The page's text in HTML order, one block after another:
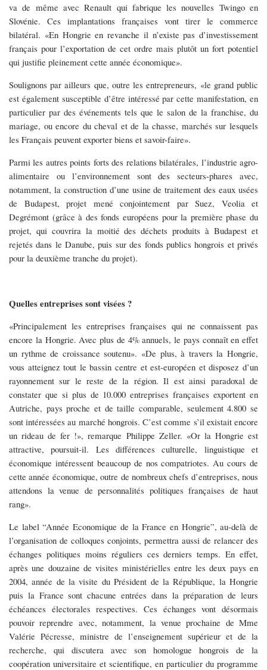
va de même avec Renault qui fabrique les nouvelles Twingo en
Slovénie. Ces implantations françaises vont tirer le commerce
bilatéral. «En Hongrie en revanche il n’existe pas d’investissement
français pour l’exportation de cet ordre mais plutôt un fort potentiel
qui justifie pleinement cette année économique».
Soulignons par ailleurs que, outre les entrepreneurs, «le grand public
est également susceptible d’être intéressé par cette manifestation, en
particulier par des événements tels que le salon de la franchise, du
mariage, ou encore du cheval et de la chasse, marchés sur lesquels
les Français peuvent exporter biens et savoir-faire».
Parmi les autres points forts des relations bilatérales, l’industrie agro-
alimentaire ou l’environnement sont des secteurs-phares avec,
notamment, la construction d’une usine de traitement des eaux usées
de Budapest, projet mené conjointement par Suez, Veolia et
Degrémont (grâce à des fonds européens pour la première phase du
projet, qui couvrira la moitié des déchets produits à Budapest et
rejetés dans le Danube, puis sur des fonds publics hongrois et privés
pour la deuxième tranche du projet).
Quelles entreprises sont visées ?
«Principalement les entreprises françaises qui ne connaissent pas
encore la Hongrie. Avec plus de 4% annuels, le pays connaît en effet
un rythme de croissance soutenu». «De plus, à travers la Hongrie,
vous atteignez tout le bassin centre et est-européen et disposez d’un
rayonnement sur le reste de la région. Il est ainsi paradoxal de
constater que si plus de 10.000 entreprises françaises exportent en
Autriche, pays proche et de taille comparable, seulement 4.800 se
sont intéressées au marché hongrois. C’est comme s’il existait encore
un rideau de fer !», remarque Philippe Zeller. «Or la Hongrie est
attractive, poursuit-il. Les différences culturelle, linguistique et
économique intéressent beaucoup de nos compatriotes. Au cours de
cette année économique, outre de nombreux chefs d’entreprises, nous
attendons la venue de personnalités politiques françaises de haut
rang».
Le label “Année Economique de la France en Hongrie”, au-delà de
l’organisation de colloques conjoints, permettra aussi de relancer des
échanges politiques moins réguliers ces derniers temps. En effet,
après une douzaine de visites ministérielles entre les deux pays en
2004, année de la visite du Président de la République, la Hongrie
puis la France sont chacune entrées dans la préparation de leurs
échéances électorales respectives. Ces échanges vont désormais
pouvoir reprendre avec, notamment, la venue prochaine de Mme
Valérie Pécresse, ministre de l’enseignement supérieur et de la
recherche, qui discutera avec son homologue hongrois de la
coopération universitaire et scientifique, en particulier du programme